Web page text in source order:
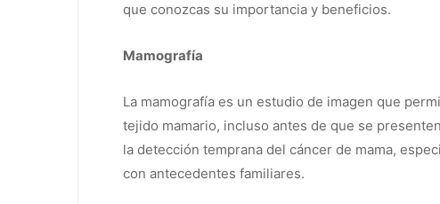
que conozcas su importancia y beneficios.
Mamografía
La mamografía es un estudio de imagen que
tejido mamario, incluso antes de que se
la detección temprana del cáncer de mama,
con antecedentes familiares.